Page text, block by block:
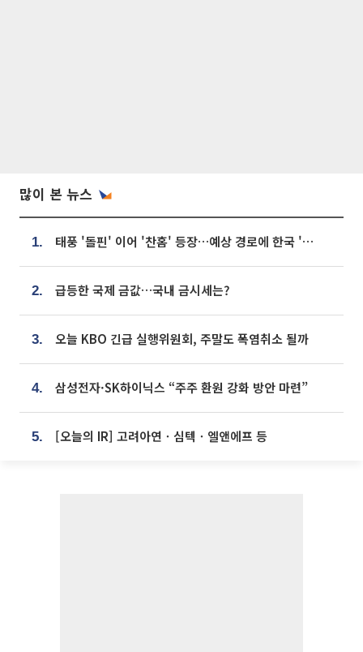
많이 본 뉴스
1. 태풍 '돌핀' 이어 '찬홈' 등장…예상 경로에 한국 '한숨'
2. 급등한 국제 금값…국내 금시세는?
3. 오늘 KBO 긴급 실행위원회, 주말도 폭염취소 될까
4. 삼성전자·SK하이닉스 “주주 환원 강화 방안 마련”
5. [오늘의 IR] 고려아연ㆍ심텍ㆍ엘앤에프 등